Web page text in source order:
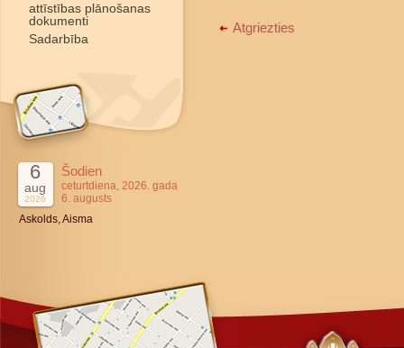
attīstības plānošanas
dokumenti
Sadarbība
6
aug
2026
Šodien
ceturtdiena, 2026. gada
6. augusts
Askolds, Aisma
Atgriezties